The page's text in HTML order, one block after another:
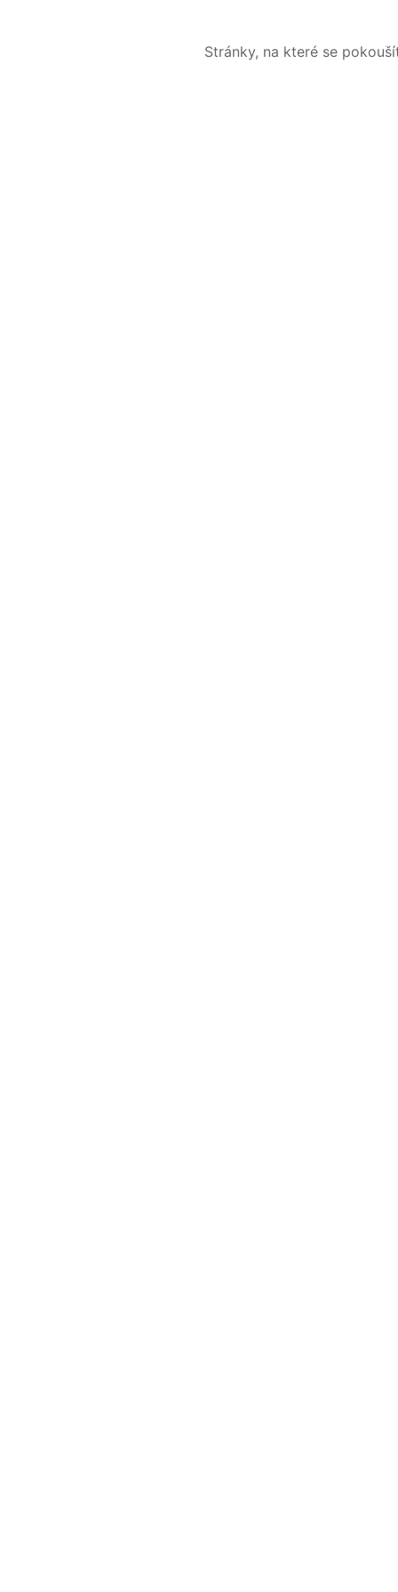
Stránky, na které se